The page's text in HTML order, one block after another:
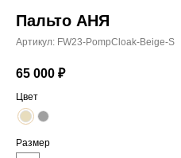
Пальто АНЯ
Артикул: FW23-PompCloak-Beige-S
65 000 ₽
Цвет
Размер